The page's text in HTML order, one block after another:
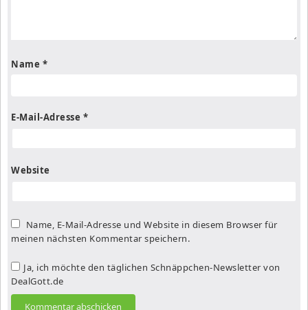
Name *
E-Mail-Adresse *
Website
Name, E-Mail-Adresse und Website in diesem Browser für
meinen nächsten Kommentar speichern.
Ja, ich möchte den täglichen Schnäppchen-Newsletter von
DealGott.de